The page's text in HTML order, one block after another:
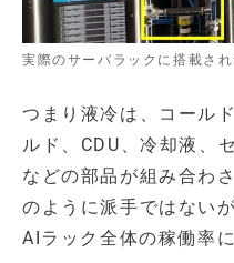
実際のサーバラックに搭載さ
つまり液冷は、コール
ルド、CDU、冷却液、
などの部品が組み合わ
のように派手ではない
AIラック全体の稼働率